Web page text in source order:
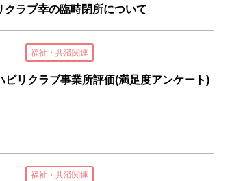
クラブ幸の臨時閉所について
福祉・共済関連
リクラブ事業所評価(満足度アンケート)
福祉・共済関連